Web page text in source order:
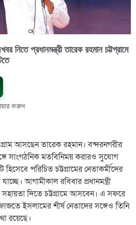
নিতে প্রধানমন্ত্রী তারেক রহমান চট্টগ্রামে
করুন
আসছেন তারেক রহমান। বন্দরনগরীর
সাংগঠনিক মতবিনিময় করারও সুযোগ
পরিচিত চট্টগ্রামের নেতাকর্মীদের
আগামীকাল রবিবার প্রধানমন্ত্রী
সহায়তা দিতে চট্টগ্রামে আসবেন। এ সফরে
ইসলামের শীর্ষ নেতাদের সঙ্গেও তিনি
রয়েছে।